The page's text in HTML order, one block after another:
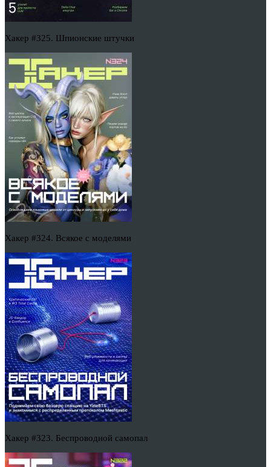
Хакер #325. Шпионские штучки
Хакер #324. Всякое с моделями
Хакер #323. Беспроводной самопал